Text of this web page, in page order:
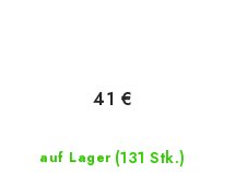
auf Lager (131 Stk.)
41 €